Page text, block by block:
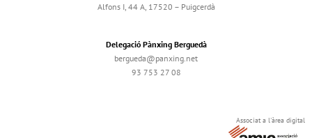
Alfons I, 44 A, 17520 – Puigcerdà
Delegació Pànxing Berguedà
bergueda@panxing.net
93 753 27 08
Associat a l'àrea digital